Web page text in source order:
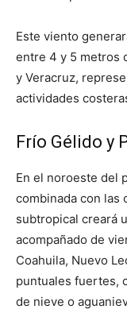
Este viento
entre 4 y 5 metros
y Veracruz,
actividades
Frío Gélido y
En el noroeste del
combinada con las
subtropical creará
acompañado de
Coahuila, Nuevo
puntuales fuertes,
de nieve o